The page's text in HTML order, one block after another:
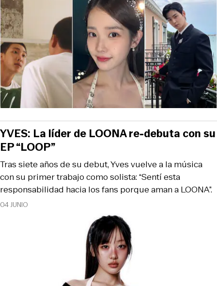
04 JUNIO
Tras siete años de su debut, Yves vuelve a la música
con su primer trabajo como solista: “Sentí esta
responsabilidad hacia los fans porque aman a LOONA”.
YVES: La líder de LOONA re-debuta con su
EP “LOOP”